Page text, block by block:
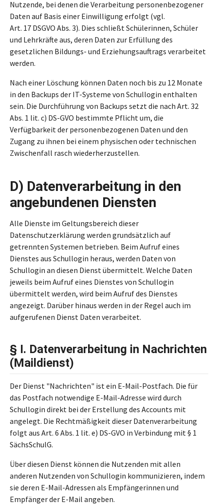
Nutzende, bei denen die Verarbeitung personenbezogener
Daten auf Basis einer Einwilligung erfolgt (vgl.
Art. 17 DSGVO Abs. 3). Dies schließt Schülerinnen, Schüler
und Lehrkräfte aus, deren Daten zur Erfüllung des
gesetzlichen Bildungs- und Erziehungsauftrags verarbeitet
werden.
Nach einer Löschung können Daten noch bis zu 12 Monate
in den Backups der IT-Systeme von Schullogin enthalten
sein. Die Durchführung von Backups setzt die nach Art. 32
Abs. 1 lit. c) DS-GVO bestimmte Pflicht um, die
Verfügbarkeit der personenbezogenen Daten und den
Zugang zu ihnen bei einem physischen oder technischen
Zwischenfall rasch wiederherzustellen.
D) Datenverarbeitung in den
angebundenen Diensten
Alle Dienste im Geltungsbereich dieser
Datenschutzerklärung werden grundsätzlich auf
getrennten Systemen betrieben. Beim Aufruf eines
Dienstes aus Schullogin heraus, werden Daten von
Schullogin an diesen Dienst übermittelt. Welche Daten
jeweils beim Aufruf eines Dienstes von Schullogin
übermittelt werden, wird beim Aufruf des Dienstes
angezeigt. Darüber hinaus werden in der Regel auch im
aufgerufenen Dienst Daten verarbeitet.
§ I. Datenverarbeitung in Nachrichten
(Maildienst)
Der Dienst "Nachrichten" ist ein E-Mail-Postfach. Die für
das Postfach notwendige E-Mail-Adresse wird durch
Schullogin direkt bei der Erstellung des Accounts mit
angelegt. Die Rechtmäßigkeit dieser Datenverarbeitung
folgt aus Art. 6 Abs. 1 lit. e) DS-GVO in Verbindung mit § 1
SächsSchulG.
Über diesen Dienst können die Nutzenden mit allen
anderen Nutzenden von Schullogin kommunizieren, indem
sie deren E-Mail-Adressen als Empfängerinnen und
Empfänger der E-Mail angeben.